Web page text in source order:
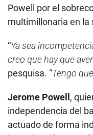
Powell por el
multimillonaria en la
“Ya sea
creo que hay que
pesquisa. “Tengo
Jerome Powell,
independencia del
actuado de forma